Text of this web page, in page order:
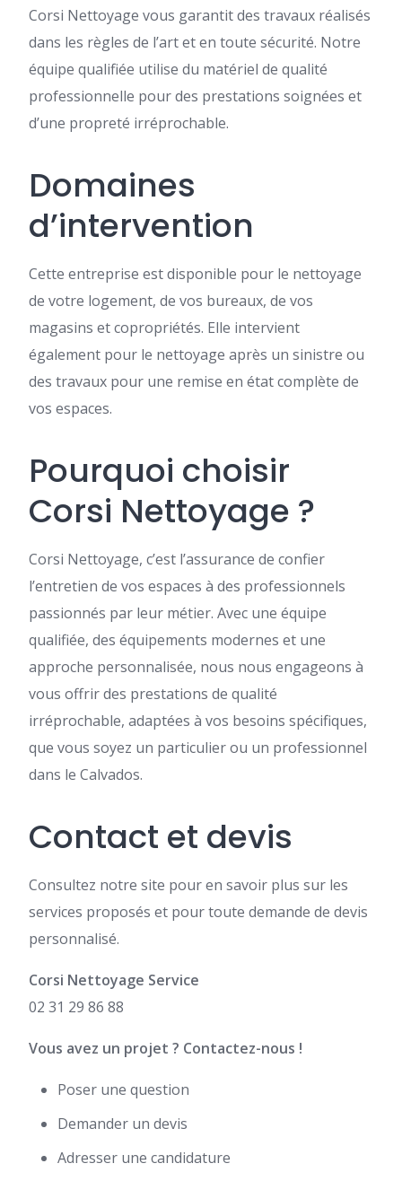
Corsi Nettoyage vous garantit des travaux réalisés
dans les règles de l’art et en toute sécurité. Notre
équipe qualifiée utilise du matériel de qualité
professionnelle pour des prestations soignées et
d’une propreté irréprochable.
Domaines
d’intervention
Cette entreprise est disponible pour le nettoyage
de votre logement, de vos bureaux, de vos
magasins et copropriétés. Elle intervient
également pour le nettoyage après un sinistre ou
des travaux pour une remise en état complète de
vos espaces.
Pourquoi choisir
Corsi Nettoyage ?
Corsi Nettoyage, c’est l’assurance de confier
l’entretien de vos espaces à des professionnels
passionnés par leur métier. Avec une équipe
qualifiée, des équipements modernes et une
approche personnalisée, nous nous engageons à
vous offrir des prestations de qualité
irréprochable, adaptées à vos besoins spécifiques,
que vous soyez un particulier ou un professionnel
dans le Calvados.
Contact et devis
Consultez notre site pour en savoir plus sur les
services proposés et pour toute demande de devis
personnalisé.
Corsi Nettoyage Service
02 31 29 86 88
Vous avez un projet ? Contactez-nous !
Poser une question
Demander un devis
Adresser une candidature